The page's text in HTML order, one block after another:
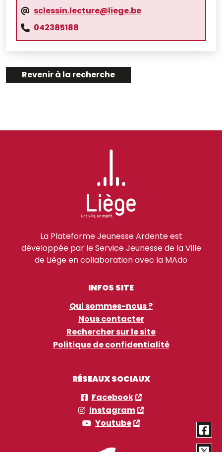
sclessin.lecture@liege.be
042385188
Revenir à la recherche
La Plateforme Jeunesse Ardente est
développée par le Service Jeunesse de la Ville
de Liège en collaboration avec la MAdo
INFOS SITE
Qui sommes-nous ?
Nous contacter
Rechercher sur le site
Politique de confidentialité
RÉSEAUX SOCIAUX
Facebook
Instagram
Youtube